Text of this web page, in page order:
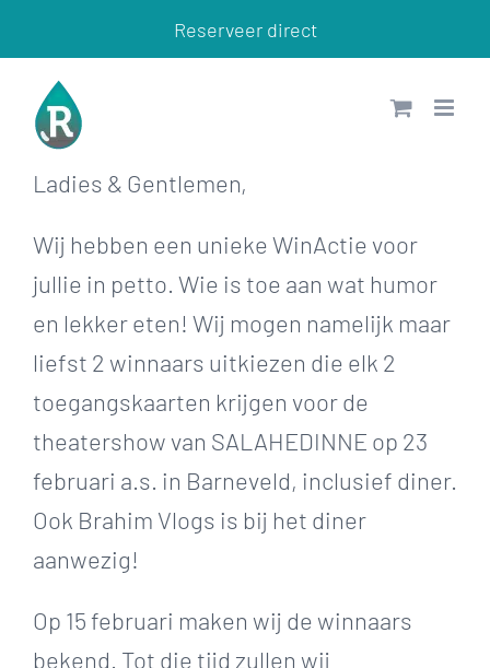
naar
inhoud
Reserveer direct
Ladies & Gentlemen,
Wij hebben een uniekeWinActie voor
jullie in petto. Wie is toe aan wat humor
en lekker eten! Wij mogen namelijk maar
liefst 2 winnaars uitkiezen die elk 2
toegangskaarten krijgen voor de
theatershow van SALAHEDINNE op 23
februari a.s. in Barneveld, inclusief diner.
Ook Brahim Vlogs is bij het diner
aanwezig!
Op 15 februari maken wij de winnaars
bekend. Tot die tijd zullen wij